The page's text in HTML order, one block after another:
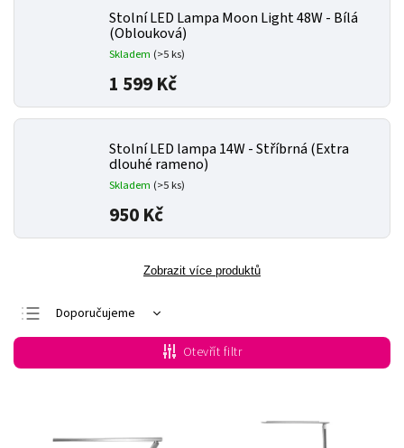
Stolní LED Lampa Moon Light 48W - Bílá
(Oblouková)
Skladem (>5 ks)
1 599 Kč
Stolní LED lampa 14W - Stříbrná (Extra
dlouhé rameno)
Skladem (>5 ks)
950 Kč
Zobrazit více produktů
Doporučujeme
Nejlevnější
Nejdražší
Otevřít filtr